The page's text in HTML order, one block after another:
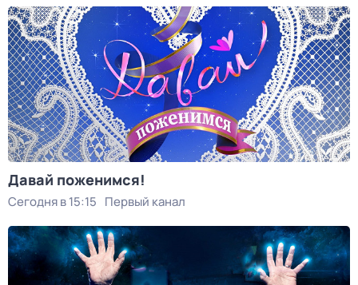
Давай поженимся!
Сегодня в 15:15 Первый канал